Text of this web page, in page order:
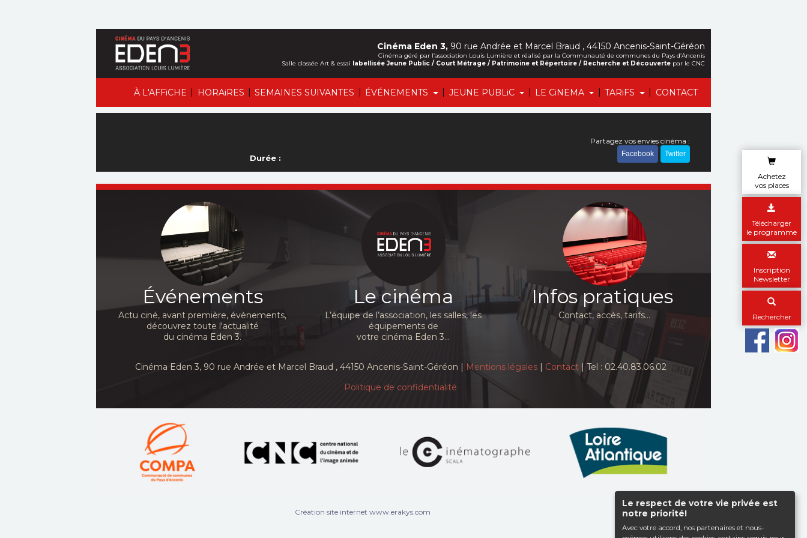
Le respect de votre vie privée est
notre priorité!
Avec votre accord, nos partenaires et nous-
À L'AFFiCHE | HORAiRES | SEMAINES SUIVANTES | ÉVÉNEMENTS | JEUNE PUBLiC | LE CiNEMA | TARiFS | CONTACT
Achetez
vos places
Télécharger
le programme
Inscription
Newsletter
Rechercher
Cinéma Eden 3, 90 rue Andrée et Marcel Braud , 44150 Ancenis-Saint-Géréon
Cinéma géré par l’association Louis Lumière et réalisé par la Communauté de communes du Pays d’Ancenis
Salle classée Art & essai labellisée Jeune Public / Court Métrage / Patrimoine et Répertoire / Recherche et Découverte par le CNC
Durée :
Partagez vos envies cinéma :
Facebook Twitter
Événements
Actu ciné, avant première, évènements,
découvrez toute l'actualité
du cinéma Eden 3.
Le cinéma
L’équipe de l’association, les salles, les
équipements de
votre cinéma Eden 3...
Infos pratiques
Contact, accès, tarifs…
Cinéma Eden 3, 90 rue Andrée et Marcel Braud , 44150 Ancenis-Saint-Géréon | Mentions légales| Contact| Tel : 02.40.83.06.02
Politique de confidentialité
Haut de page
Création site internet www.erakys.com